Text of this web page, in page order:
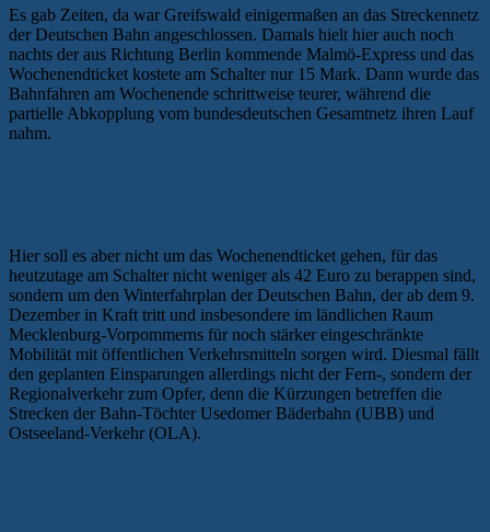
Es gab Zeiten, da war Greifswald einigermaßen an das Streckennetz
der Deutschen Bahn angeschlossen. Damals hielt hier auch noch
nachts der aus Richtung Berlin kommende Malmö-Express und das
Wochenendticket kostete am Schalter nur 15 Mark. Dann wurde das
Bahnfahren am Wochenende schrittweise teurer, während die
partielle Abkopplung vom bundesdeutschen Gesamtnetz ihren Lauf
nahm.
Hier soll es aber nicht um das Wochenendticket gehen, für das
heutzutage am Schalter nicht weniger als 42 Euro zu berappen sind,
sondern um den Winterfahrplan der Deutschen Bahn, der ab dem 9.
Dezember in Kraft tritt und insbesondere im ländlichen Raum
Mecklenburg-Vorpommerns für noch stärker eingeschränkte
Mobilität mit öffentlichen Verkehrsmitteln sorgen wird. Diesmal fällt
den geplanten Einsparungen allerdings nicht der Fern-, sondern der
Regionalverkehr zum Opfer, denn die Kürzungen betreffen die
Strecken der Bahn-Töchter Usedomer Bäderbahn (UBB) und
Ostseeland-Verkehr (OLA).